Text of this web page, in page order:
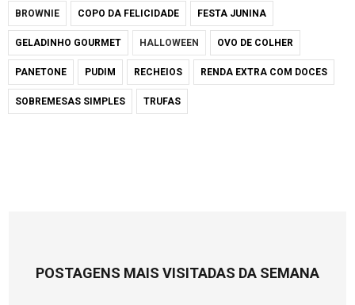
BROWNIE COPO DA FELICIDADE FESTA JUNINA
GELADINHO GOURMET HALLOWEEN OVO DE COLHER
PANETONE PUDIM RECHEIOS RENDA EXTRA COM DOCES
SOBREMESAS SIMPLES TRUFAS
POSTAGENS MAIS VISITADAS DA SEMANA